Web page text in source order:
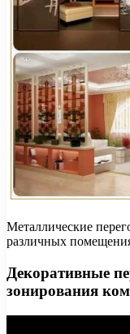
Металлические
различных
Декоративные
зонирования